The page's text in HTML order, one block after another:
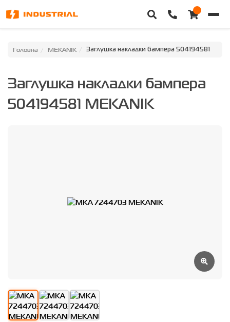
Головна
Категорії
Особистий кабінет
Головна MEKANIK Заглушка накладки бампера 504194581
Заглушка накладки бампера
504194581 MEKANIK